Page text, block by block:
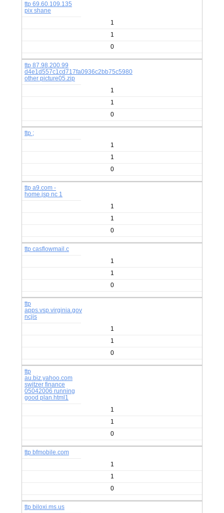
ttp 69.60.109.135
pix shane
1
1
0
ttp 87.98.200.99
d4e1d557c1cd717fa0936c2bb75c5980
other picture05.zip
1
1
0
ttp ;
1
1
0
ttp a9.com -
home.jsp nc 1
1
1
0
ttp casflowmail.c
1
1
0
ttp
apps.vsp.virginia.gov
ncjis
1
1
0
ttp
au.biz.yahoo.com
switzer finance
05042006 running
good plan.html1
1
1
0
ttp bfmobile.com
1
1
0
ttp biloxi.ms.us